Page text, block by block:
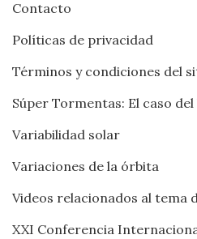
Contacto
Políticas de privacidad
Términos y condiciones del
Súper Tormentas: El caso
Variabilidad solar
Variaciones de la órbita
Videos relacionados al tema
XXI Conferencia